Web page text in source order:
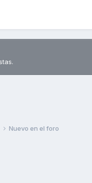
Nuevo en el foro